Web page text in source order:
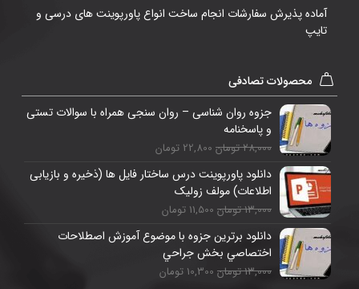
آماده پذیرش سفارشات انجام ساخت انواع پاورپوینت های درسی و
تایپ
محصولات تصادفی
جزوه روان شناسی – روان سنجی همراه با سوالات تستی
و پاسخنامه
28,000 تومان 22,800 تومان
دانلود پاورپوینت درس ساختار فایل ها (ذخیره و بازیابی
اطلاعات) مولف زولیک
13,000 تومان 11,500 تومان
دانلود برترین جزوه با موضوع آموزش اصطلاحات
اختصاصي بخش جراحي
13,000 تومان 10,300 تومان